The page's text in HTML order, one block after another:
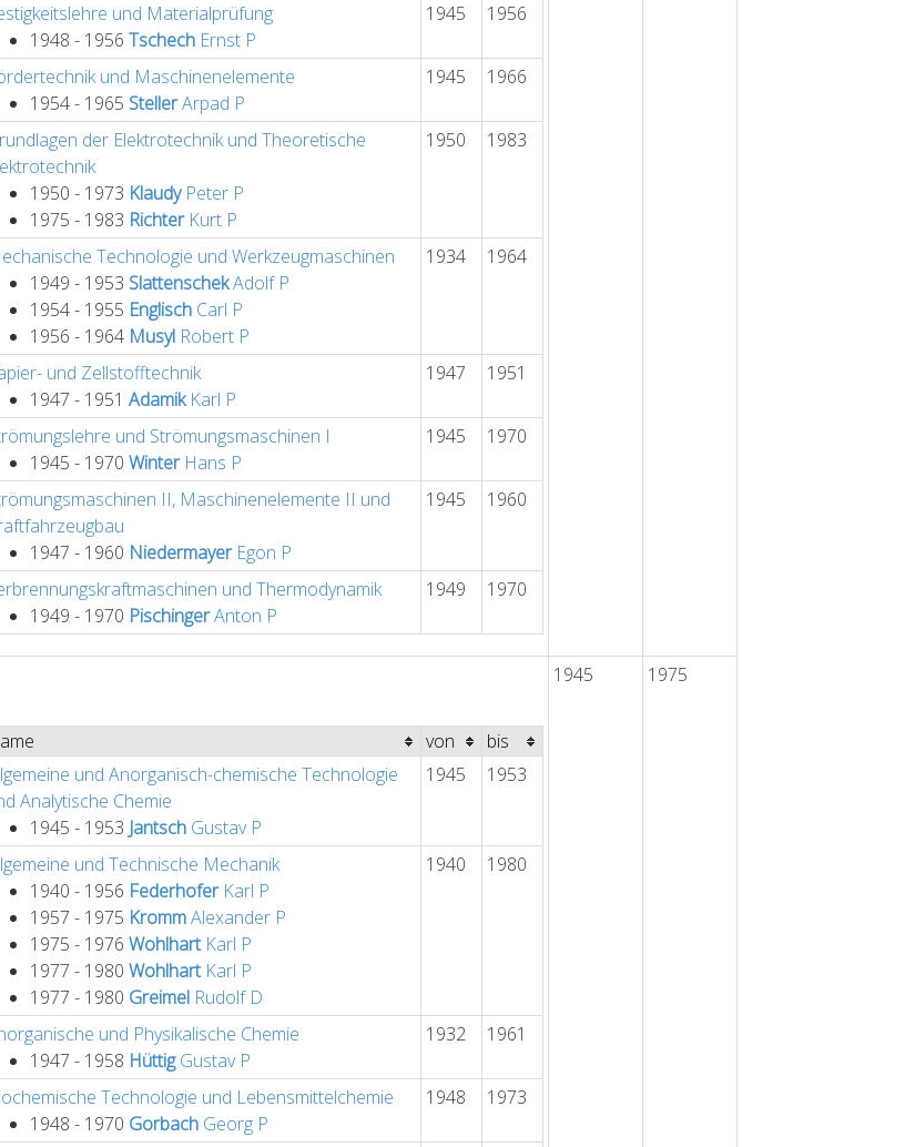
und Materialprüfung
1948 - 1956 Tschech Ernst P
1945 1956
und Maschinenelemente
1954 - 1965 StellerArpad P
1945 1966
der Elektrotechnik und Theoretische
1950 - 1973 KlaudyPeter P
1975 - 1983 RichterKurt P
1950 1983
Technologie und Werkzeugmaschinen
1949 - 1953 SlattenschekAdolf P
1954 - 1955 Englisch Carl P
1956 - 1964 Musyl Robert P
1934 1964
und Zellstofftechnik
1947 - 1951 AdamikKarl P
1947 1951
und Strömungsmaschinen I
1945 - 1970 WinterHans P
1945 1970
II, Maschinenelemente II und
1947 - 1960 NiedermayerEgon P
1945 1960
und Thermodynamik
1949 - 1970 PischingerAnton P
1949 1970
von
bis
und Anorganisch-chemische Technologie
Analytische Chemie
1945 - 1953 Jantsch Gustav P
1945 1953
und Technische Mechanik
1940 - 1956 FederhoferKarl P
1957 - 1975 KrommAlexander P
1975 - 1976 WohlhartKarl P
1977 - 1980 WohlhartKarl P
1977 - 1980 Greimel Rudolf D
1940 1980
und Physikalische Chemie
1947 - 1958 HüttigGustav P
1932 1961
Technologie und Lebensmittelchemie
1948 - 1970 Gorbach Georg P
1948 1973
1945 1975